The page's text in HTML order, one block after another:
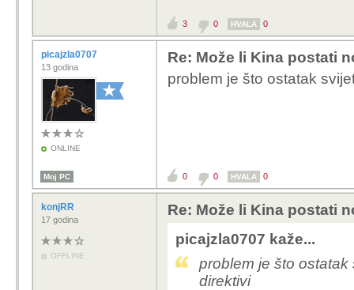
3 0 HVALA 0
picajzla0707
13 godina
ONLINE
Re: Može li Kina postati
problem je što ostatak
Moj PC 0 0 HVALA 0
konjRR
17 godina
OFFLINE
Re: Može li Kina postati
picajzla0707 kaže...
problem je što
direktivi